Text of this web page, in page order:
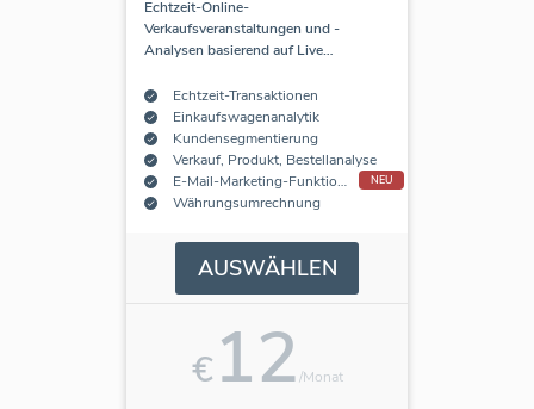
Echtzeit-Online-
Verkaufsveranstaltungen und -
Analysen basierend auf Live…
Echtzeit-Transaktionen
Einkaufswagenanalytik
Kundensegmentierung
Verkauf, Produkt, Bestellanalyse
E-Mail-Marketing-Funktionen
NEU
Währungsumrechnung
AUSWÄHLEN
€12/Monat